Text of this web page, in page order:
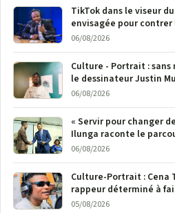
TikTok dans le viseur
envisagée pour
M23
06/08/2026
Culture - Portrait :
le dessinateur Justin
poser son crayon
06/08/2026
« Servir pour changer
Ilunga raconte le
national Jethro
06/08/2026
Culture-Portrait : Cena
rappeur déterminé à
Bunia
05/08/2026